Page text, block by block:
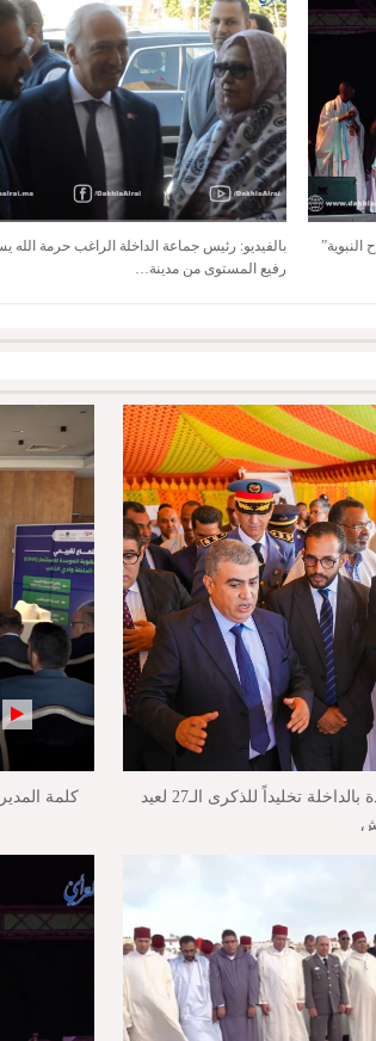
بالفيديو: رئيس جماعة الداخلة الراغب حرمة الله
رفيع المستوى من مدينة…
بالفيديو : تدشين وإطلاق مشاريع جديدة بالداخلة تخليداً للذكرى الـ27 لعيد
كلمة